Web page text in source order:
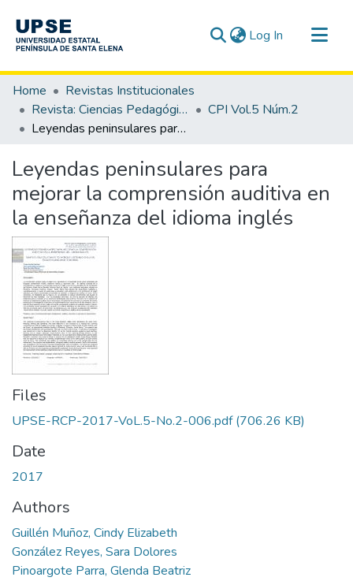
Log In (current)
Communities & Collections
All of DSpace
Statistics
Home
Revistas Institucionales
Revista: Ciencias Pedagógicas e Innovación - CPI
CPI Vol.5 Núm.2
Leyendas peninsulares para mejorar la comprensión auditiva en la enseñanza del idioma inglés
Leyendas peninsulares para
mejorar la comprensión auditiva en
la enseñanza del idioma inglés
Files
UPSE-RCP-2017-VoL.5-No.2-006.pdf(706.26 KB)
Date
2017
Authors
Guillén Muñoz, Cindy Elizabeth
González Reyes, Sara Dolores
Pinoargote Parra, Glenda Beatriz